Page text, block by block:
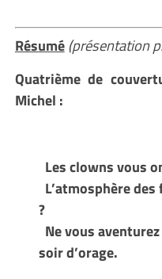
Résumé (présentation
Quatrième de
Michel :
Les clowns vous
L’atmosphère
?
Ne vous
soir d’orage.